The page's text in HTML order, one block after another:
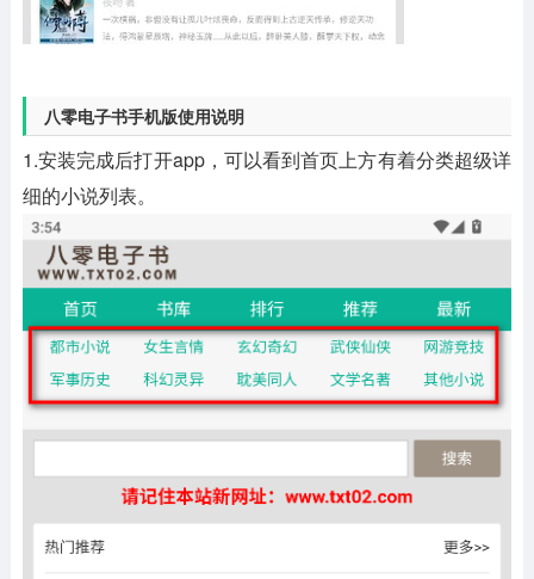
八零电子书手机版使用说明
1.安装完成后打开app，可以看到首页上方有着分类超级详
细的小说列表。